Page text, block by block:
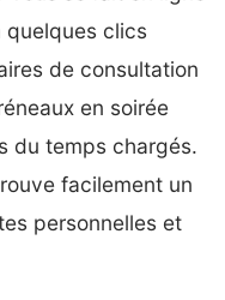
quelques clics
de consultation
en soirée
du temps chargés.
facilement un
personnelles et